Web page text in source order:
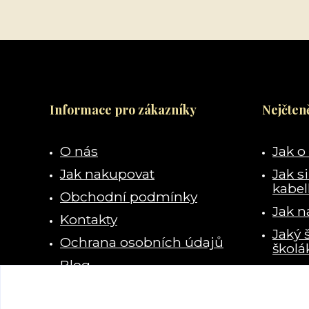
Informace pro zákazníky
O nás
Jak nakupovat
Obchodní podmínky
Kontakty
Ochrana osobních údajů
Blog
Jak
Jak
Jak
Jaký